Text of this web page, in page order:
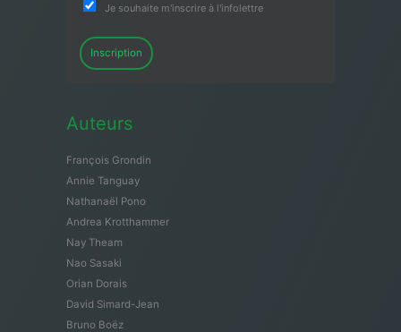
Je souhaite m'inscrire à l'infolettre
Inscription
Auteurs
François Grondin
Annie Tanguay
Nathanaël Pono
Andrea Krotthammer
Nay Theam
Nao Sasaki
Orian Dorais
David Simard-Jean
Bruno Boëz